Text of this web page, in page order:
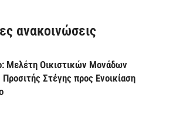
ανακοινώσεις
Μελέτη Οικιστικών Μονάδων
Προσιτής Στέγης προς Ενοικίαση